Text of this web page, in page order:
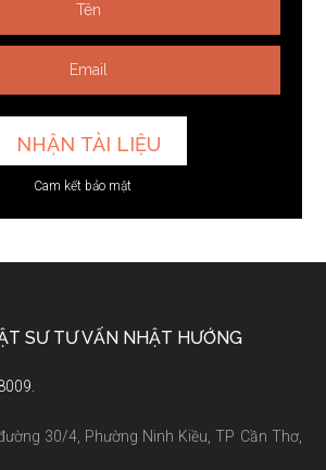
Cam kết bảo mật
SƯ TƯ VẤN NHẬT HƯỚNG
30/4, Phường Ninh Kiều, TP Cần Thơ,